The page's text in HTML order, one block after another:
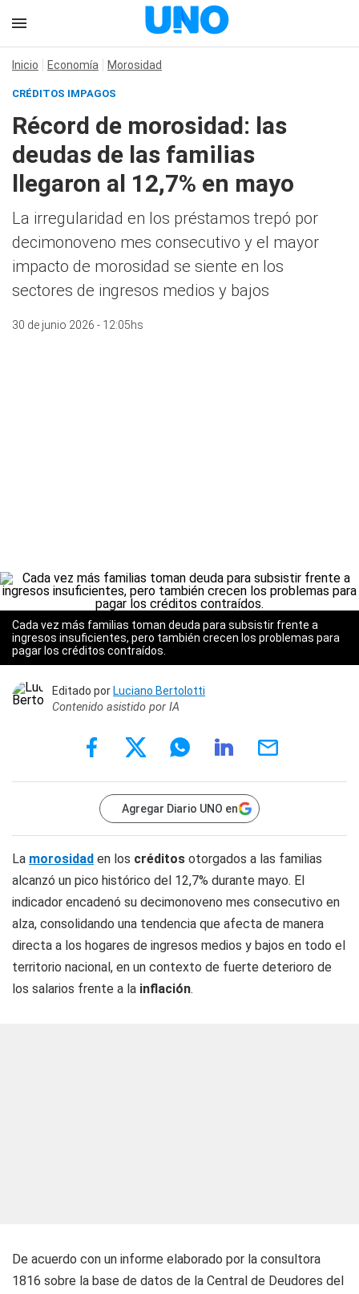
Inicio Economía Morosidad
CRÉDITOS IMPAGOS
Récord de morosidad: las
deudas de las familias
llegaron al 12,7% en mayo
La irregularidad en los préstamos trepó por
decimonoveno mes consecutivo y el mayor
impacto de morosidad se siente en los
sectores de ingresos medios y bajos
30 de junio 2026 - 12:05hs
Cada vez más familias toman deuda para subsistir frente a
ingresos insuficientes, pero también crecen los problemas para
pagar los créditos contraídos.
Editado porLuciano Bertolotti
Contenido asistido por IA
Agregar Diario UNO en
La morosidad en los créditos otorgados a las familias
alcanzó un pico histórico del 12,7% durante mayo. El
indicador encadenó su decimonoveno mes consecutivo en
alza, consolidando una tendencia que afecta de manera
directa a los hogares de ingresos medios y bajos en todo el
territorio nacional, en un contexto de fuerte deterioro de
los salarios frente a la inflación.
De acuerdo con un informe elaborado por la consultora
1816 sobre la base de datos de la Central de Deudores del